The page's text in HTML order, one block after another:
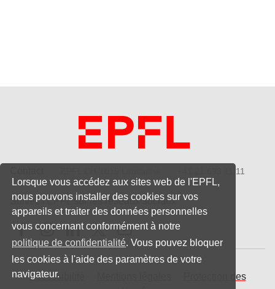
Lorsque vous accédez aux sites web de l'EPFL,
nous pouvons installer des cookies sur vos
appareils et traiter des données personnelles
vous concernant conformément à notre
politique de confidentialité. Vous pouvez bloquer
les cookies à l'aide des paramètres de votre
navigateur.
+41 21 693 11 11
Suivez l'EPFL sur les réseaux sociaux
Follow us on Facebook
Follow us on Instagram
Follow us on LinkedIn
Follow us on X
Follow us on Youtube
Accessibilité
Protection des